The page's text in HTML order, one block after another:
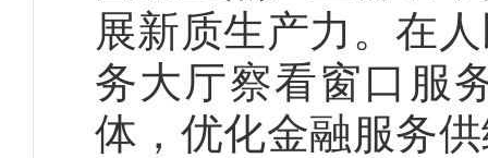
展新质生产力。在
务大厅察看窗口服
体，优化金融服务